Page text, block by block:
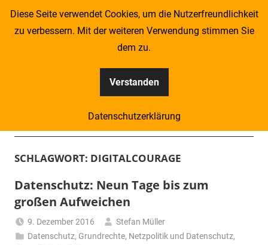
Zum
Kompass
–
Zeitung
für
Piraten
SCHLAGWORT: DIGITALCOURAGE
Datenschutz: Neun Tage bis zum
großen Aufweichen
9. Dezember 2016
Stefan Müller
Datenschutz, Grundrechte, Netzpolitik und Datenschutz,
Diese Seite verwendet Cookies, um die Nutzerfreundlichkeit
zu verbessern. Mit der weiteren Verwendung stimmen Sie
dem zu.
Verstanden
Datenschutzerklärung